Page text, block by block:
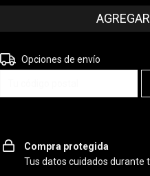
Entregas para el CP:
Opciones de envío
Compra protegida
Tus datos cuidados durante